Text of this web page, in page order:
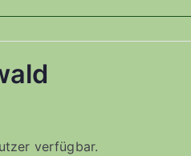
verfügbar.